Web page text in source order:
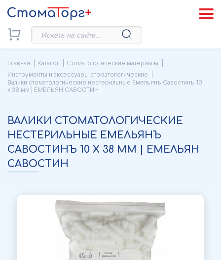
Главная Каталог
Стоматологические материалы
Инструменты и аксессуары стоматологические
Валики стоматологические нестерильные Емельянъ Савостинъ 10
х 38 мм | ЕМЕЛЬЯН САВОСТИН
ВАЛИКИ СТОМАТОЛОГИЧЕСКИЕ
НЕСТЕРИЛЬНЫЕ ЕМЕЛЬЯНЪ
САВОСТИНЪ 10 Х 38 ММ | ЕМЕЛЬЯН
САВОСТИН